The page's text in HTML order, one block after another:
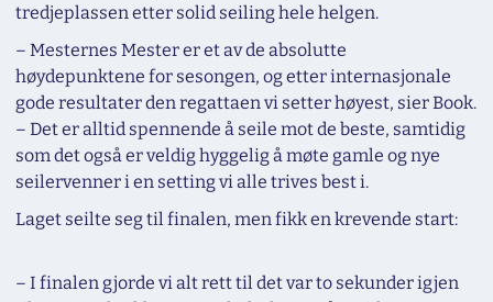
tredjeplassen etter solid seiling hele helgen.
– Mesternes Mester er et av de absolutte
høydepunktene for sesongen, og etter internasjonale
gode resultater den regattaen vi setter høyest, sier Book.
– Det er alltid spennende å seile mot de beste, samtidig
som det også er veldig hyggelig å møte gamle og nye
seilervenner i en setting vi alle trives best i.
Laget seilte seg til finalen, men fikk en krevende start:
– I finalen gjorde vi alt rett til det var to sekunder igjen